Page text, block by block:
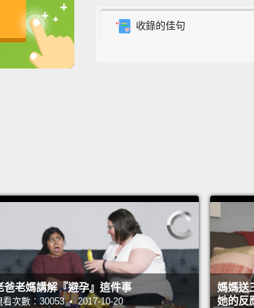
英
Hold on.
等一下。
寶貝!我們沒有衛生紙了。
Mama?
媽媽？
收錄的佳句
爸老媽講解『避孕』這件事
看次數：30053 • 2017-10-20
媽媽送
她的反